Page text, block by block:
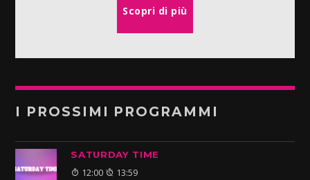
Scopri di più
I PROSSIMI PROGRAMMI
SATURDAY TIME
12:00 13:59